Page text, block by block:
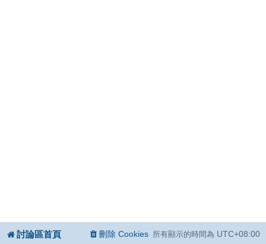
討論區首頁 所有顯示的時間為 UTC+08:00
刪除 Cookies